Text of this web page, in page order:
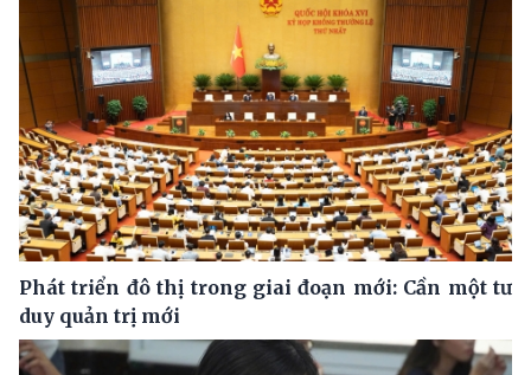
Phát triển đô thị trong giai đoạn mới: Cần một tư
duy quản trị mới